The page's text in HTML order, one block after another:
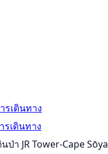
รเดินทาง
รเดินทาง
ป่า JR Tower-Cape Sōya